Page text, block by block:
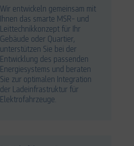
Wir entwickeln gemeinsam mit
Ihnen das smarte MSR- und
Leittechnikkonzept für Ihr
Gebäude oder Quartier,
unterstützen Sie bei der
Entwicklung des passenden
Energiesystems und beraten
Sie zur optimalen Integration
der Ladeinfrastruktur für
Elektrofahrzeuge.